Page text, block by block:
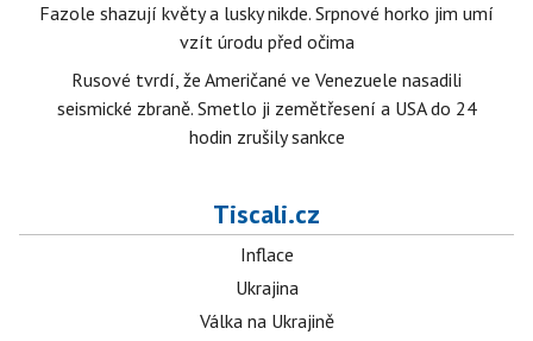
Fazole shazují květy a lusky nikde. Srpnové horko jim umí
vzít úrodu před očima
Rusové tvrdí, že Američané ve Venezuele nasadili
seismické zbraně. Smetlo ji zemětřesení a USA do 24
hodin zrušily sankce
Tiscali.cz
Inflace
Ukrajina
Válka na Ukrajině